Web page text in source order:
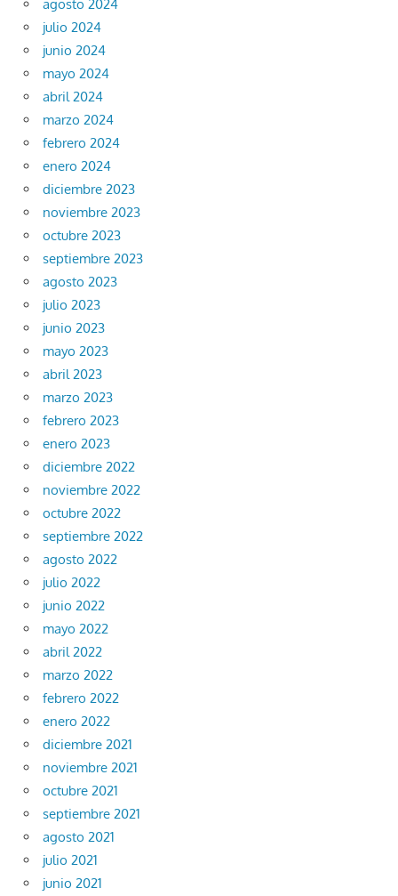
agosto 2024
julio 2024
junio 2024
mayo 2024
abril 2024
marzo 2024
febrero 2024
enero 2024
diciembre 2023
noviembre 2023
octubre 2023
septiembre 2023
agosto 2023
julio 2023
junio 2023
mayo 2023
abril 2023
marzo 2023
febrero 2023
enero 2023
diciembre 2022
noviembre 2022
octubre 2022
septiembre 2022
agosto 2022
julio 2022
junio 2022
mayo 2022
abril 2022
marzo 2022
febrero 2022
enero 2022
diciembre 2021
noviembre 2021
octubre 2021
septiembre 2021
agosto 2021
julio 2021
junio 2021